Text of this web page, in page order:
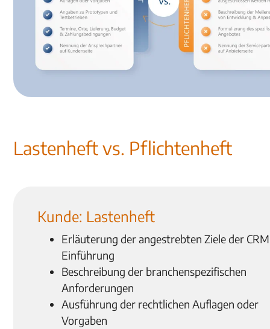
Lastenheft vs. Pflichtenheft
Kunde: Lastenheft
Erläuterung der angestrebten Ziele der
Einführung
Beschreibung der branchenspezifischen
Anforderungen
Ausführung der rechtlichen Auflagen oder
Vorgaben